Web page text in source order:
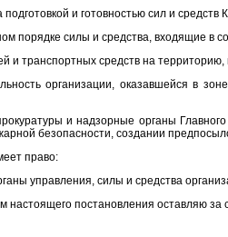
подготовкой и готовностью сил и
порядке силы и средства, входящие
и транспортных средств на
организации, оказавшейся в
и надзорные органы
безопасности, создании
право:
управления, силы и средства
настоящего постановления оставляю за